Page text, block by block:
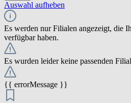
Auswahl aufheben
Es werden nur Filialen angezeigt, die
verfügbar haben.
Es wurden leider keine passenden
{{ errorMessage }}